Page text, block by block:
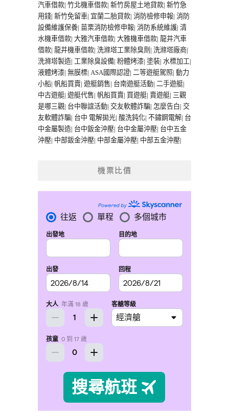
汽車借款| 竹北機車借款| 新竹房屋土地貸款| 新竹急
用錢| 新竹免留車 | 宜蘭二胎貸款| 消防檢修申報| 消防
設備維護保養| 苗栗消防檢修申報| 消防系統維護| 清
水機車借款| 大雅汽車借款| 大雅機車借款| 龍井汽車
借款| 龍井機車借款| 洗滌塔工業除臭劑 | 洗滌塔廠商|
洗滌塔製造| 工業除臭設備| 粉體烤漆| 塗裝| 水標加工|
液體烤漆| 無膜標| ASA國際認證| 二等遊艇駕照| 動力
小船| 帆船買賣| 遊艇銷售| 台南遊艇活動| 二手遊艇|
中古遊艇| 遊艇代售| 帆船買賣| 買遊艇| 賣遊艇| 三觀
是哪三觀| 台中聯誼活動| 交友軟體詐騙| 怎麼告白| 交
友軟體詐騙| 台中 電解拋光| 酸洗鈍化| 不鏽鋼電解| 台
中金屬製造| 台中鈑金沖壓| 台中金屬沖壓| 台中五金
沖壓| 中部鈑金沖壓| 中部金屬沖壓| 中部五金沖壓|
機票比價